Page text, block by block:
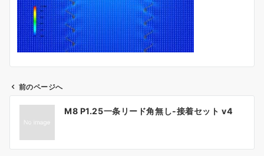
前のページへ
M8 P1.25一条リード角無し-接着セット v4